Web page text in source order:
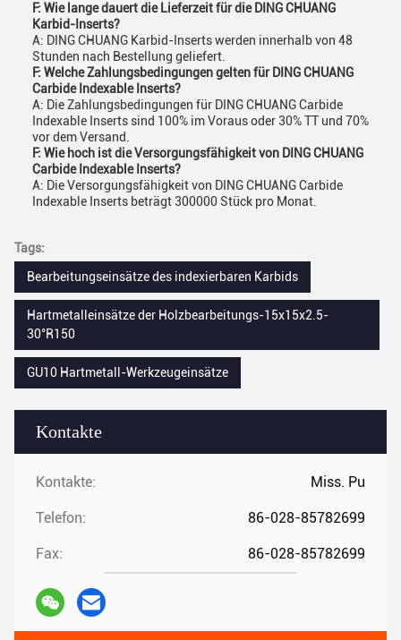
Kontakte
Kontakte: Miss. Pu
Telefon: 86-028-85782699
Fax: 86-028-85782699
F: Wie lange dauert die Lieferzeit für die DING CHUANG
Karbid-Inserts?
A: DING CHUANG Karbid-Inserts werden innerhalb von 48
Stunden nach Bestellung geliefert.
F: Welche Zahlungsbedingungen gelten für DING CHUANG
Carbide Indexable Inserts?
A: Die Zahlungsbedingungen für DING CHUANG Carbide
Indexable Inserts sind 100% im Voraus oder 30% TT und 70%
vor dem Versand.
F: Wie hoch ist die Versorgungsfähigkeit von DING CHUANG
Carbide Indexable Inserts?
A: Die Versorgungsfähigkeit von DING CHUANG Carbide
Indexable Inserts beträgt 300000 Stück pro Monat.
Tags:
Bearbeitungseinsätze des indexierbaren Karbids
Hartmetalleinsätze der Holzbearbeitungs-15x15x2.5-
30°R150
GU10 Hartmetall-Werkzeugeinsätze